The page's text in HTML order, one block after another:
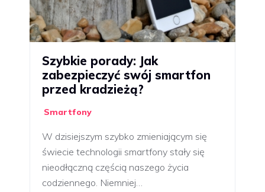
Szybkie porady: Jak
zabezpieczyć swój smartfon
przed kradzieżą?
Smartfony
W dzisiejszym szybko zmieniającym się
świecie technologii smartfony stały się
nieodłączną częścią naszego życia
codziennego. Niemniej…